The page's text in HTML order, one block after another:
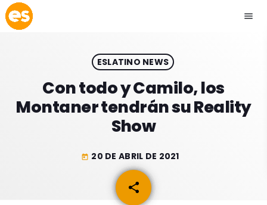
menu
EMISIÓN LA PAZ
play_arrow EMISIÓN COCHABAMBA
ESLATINO NEWS
Con todo y Camilo, los
Montaner tendrán su Reality
Show
today 20 DE ABRIL DE 2021
share
email